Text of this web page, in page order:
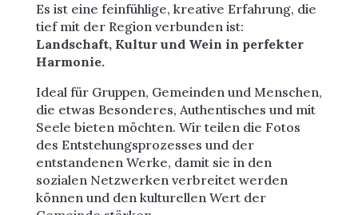
Es ist eine feinfühlige, kreative Erfahrung, die
tief mit der Region verbunden ist:
Landschaft, Kultur und Wein in perfekter
Harmonie.
Ideal für Gruppen, Gemeinden und Menschen,
die etwas Besonderes, Authentisches und mit
Seele bieten möchten. Wir teilen die Fotos
des Entstehungsprozesses und der
entstandenen Werke, damit sie in den
sozialen Netzwerken verbreitet werden
können und den kulturellen Wert der